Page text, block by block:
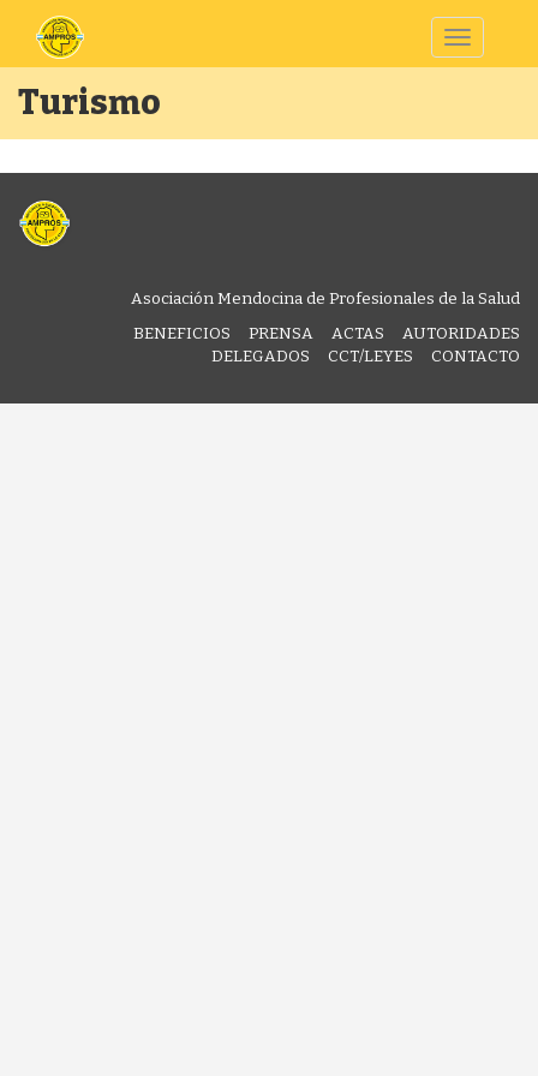
Toggle
Turismo
Asociación Mendocina de Profesionales de la Salud
BENEFICIOS
PRENSA ACTAS
AUTORIDADES
DELEGADOS
CCT/LEYES CONTACTO